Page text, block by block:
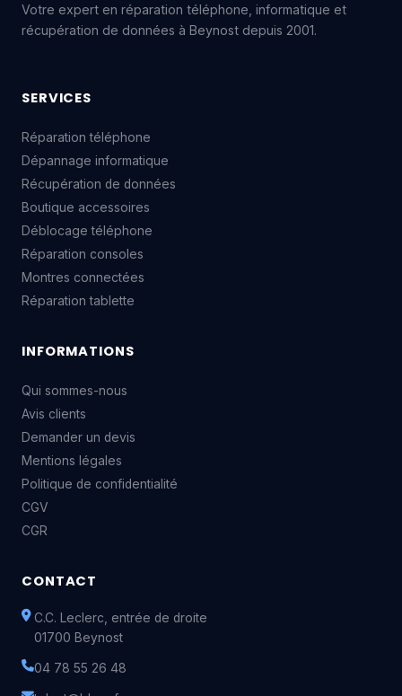
Votre expert en réparation téléphone, informatique et
récupération de données à Beynost depuis 2001.
SERVICES
Réparation téléphone
Dépannage informatique
Récupération de données
Boutique accessoires
Déblocage téléphone
Réparation consoles
Montres connectées
Réparation tablette
INFORMATIONS
Qui sommes-nous
Avis clients
Demander un devis
Mentions légales
Politique de confidentialité
CGV
CGR
CONTACT
C.C. Leclerc, entrée de droite
01700 Beynost
04 78 55 26 48